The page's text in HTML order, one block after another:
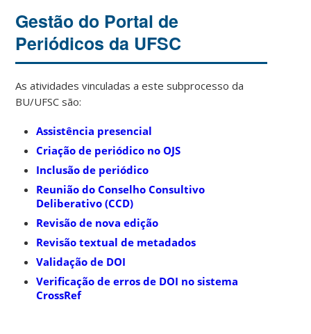
Gestão do Portal de
Periódicos da UFSC
As atividades vinculadas a este subprocesso da
BU/UFSC são:
Assistência presencial
Criação de periódico no OJS
Inclusão de periódico
Reunião do Conselho Consultivo
Deliberativo (CCD)
Revisão de nova edição
Revisão textual de metadados
Validação de DOI
Verificação de erros de DOI no sistema
CrossRef